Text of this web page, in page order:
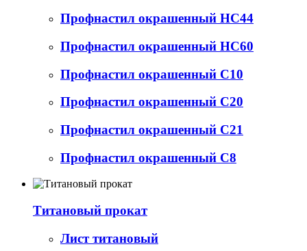
Профнастил окрашенный НС44
Профнастил окрашенный НС60
Профнастил окрашенный С10
Профнастил окрашенный С20
Профнастил окрашенный С21
Профнастил окрашенный С8
Титановый прокат
Лист титановый